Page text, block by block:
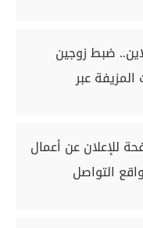
ضبط زوجين
المزيفة عبر
للإعلان عن أعمال
التواصل